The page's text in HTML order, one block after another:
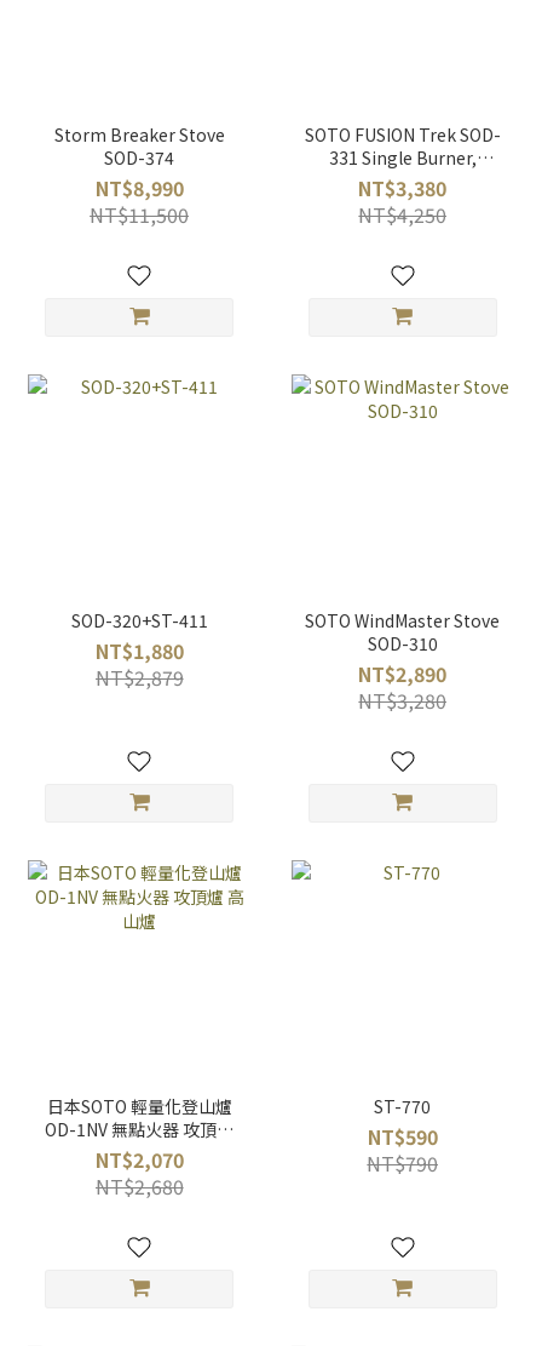
Storm Breaker Stove
SOD-374
NT$8,990
NT$11,500
SOTO FUSION Trek SOD-
331 Single Burner,
Equipped with Micro
Regulator
NT$3,380
NT$4,250
SOD-320+ST-411
NT$1,880
NT$2,879
SOTO WindMaster Stove
SOD-310
NT$2,890
NT$3,280
日本SOTO 輕量化登山爐
OD-1NV 無點火器 攻頂爐
高山爐
NT$2,070
NT$2,680
ST-770
NT$590
NT$790